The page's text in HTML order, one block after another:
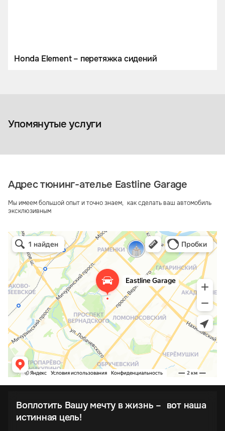
Honda Element – перетяжка сидений
Упомянутые услуги
автомобиля
Адрес тюнинг-ателье Eastline Garage
Мы имеем большой опыт и точно знаем, как сделать ваш автомобиль
эксклюзивным
Воплотить Вашу мечту в жизнь – вот наша
истинная цель!